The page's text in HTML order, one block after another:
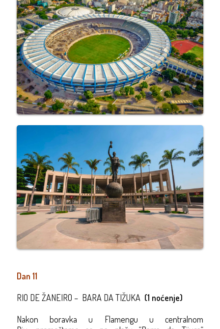
Dan 11
RIO DE ŽANEIRO – BARA DA TIŽUKA (1 noćenje)
Nakonboravka u Flamengu u centralnom